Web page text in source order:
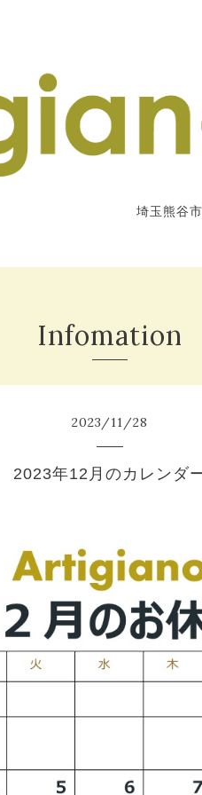
埼玉熊谷
Infomation
2023/11/28
2023年12月のカレンダ